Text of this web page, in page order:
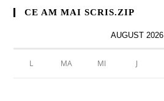
CE AM MAI SCRIS.ZIP
AUGUST 2026
L MA MI J